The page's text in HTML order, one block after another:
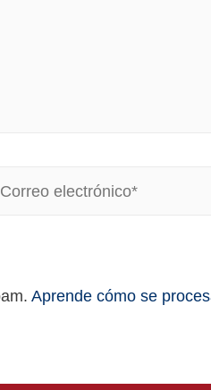
Aprende cómo se